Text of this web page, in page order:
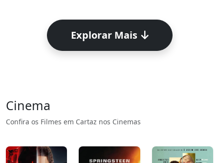
Explorar Mais
Cinema
Confira os Filmes em Cartaz nos Cinemas